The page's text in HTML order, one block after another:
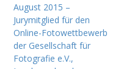
e
i
t
August 2015 –
Jurymitglied für den
Online-Fotowettbewerb
der Gesellschaft für
Fotografie e.V.,